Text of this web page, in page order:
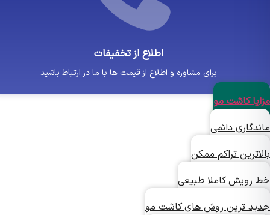
اطلاع از تخفیفات
برای مشاوره و اطلاع از قیمت ها با ما در ارتباط باشید
کاشت مو
دائمی
تراکم ممکن
کاملا طبیعی
ترین روش های کاشت مو